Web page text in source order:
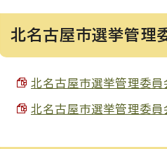
北名古屋市選挙管理
北名古屋市選挙管理委
北名古屋市選挙管理委